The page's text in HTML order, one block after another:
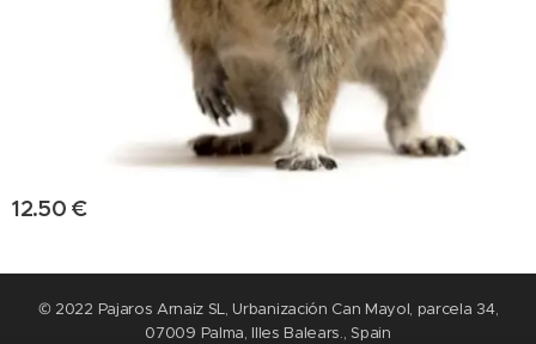
12.50 €
© 2022 Pajaros Arnaiz SL, Urbanización Can Mayol, parcela 34,
07009 Palma, Illes Balears., Spain